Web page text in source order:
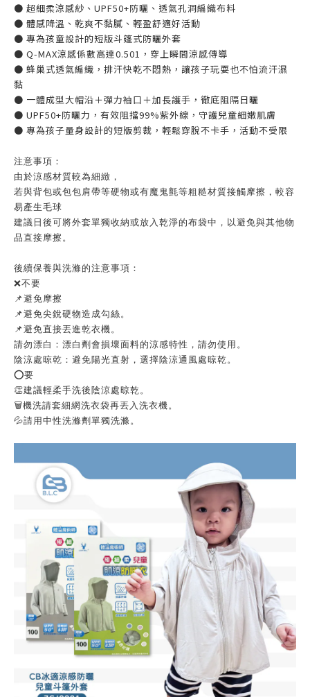
● 超細柔涼感紗、UPF50+防曬、透氣孔洞編織布料
● 體感降溫、乾爽不黏膩、輕盈舒適好活動
● 專為孩童設計的短版斗篷式防曬外套
● Q-MAX涼感係數高達0.501，穿上瞬間涼感傳導
● 蜂巢式透氣編織，排汗快乾不悶熱，讓孩子玩耍也不怕流汗濕
黏
● 一體成型大帽沿＋彈力袖口＋加長護手，徹底阻隔日曬
● UPF50+防曬力，有效阻擋99%紫外線，守護兒童細嫩肌膚
● 專為孩子量身設計的短版剪裁，輕鬆穿脫不卡手，活動不受限
注意事項：
由於涼感材質較為細緻，
若與背包或包包肩帶等硬物或有魔鬼氈等粗糙材質接觸摩擦，較容
易產生毛球
建議日後可將外套單獨收納或放入乾淨的布袋中，以避免與其他物
品直接摩擦。
後續保養與洗滌的注意事項：
❌不要
📌避免摩擦
📌避免尖銳硬物造成勾絲。
📌避免直接丟進乾衣機。
請勿漂白：漂白劑會損壞面料的涼感特性，請勿使用。
陰涼處晾乾：避免陽光直射，選擇陰涼通風處晾乾。
⭕️要
👏建議輕柔手洗後陰涼處晾乾。
🗑機洗請套細網洗衣袋再丟入洗衣機。
💦請用中性洗滌劑單獨洗滌。